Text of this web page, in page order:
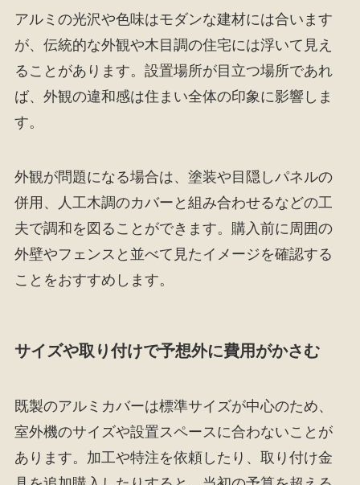
アルミの光沢や色味はモダンな建材には合います
が、伝統的な外観や木目調の住宅には浮いて見え
ることがあります。設置場所が目立つ場所であれ
ば、外観の違和感は住まい全体の印象に影響しま
す。
外観が問題になる場合は、塗装や目隠しパネルの
併用、人工木調のカバーと組み合わせるなどの工
夫で調和を図ることができます。購入前に周囲の
外壁やフェンスと並べて見たイメージを確認する
ことをおすすめします。
サイズや取り付けで予想外に費用がかさむ
既製のアルミカバーは標準サイズが中心のため、
室外機のサイズや設置スペースに合わないことが
あります。加工や特注を依頼したり、取り付け金